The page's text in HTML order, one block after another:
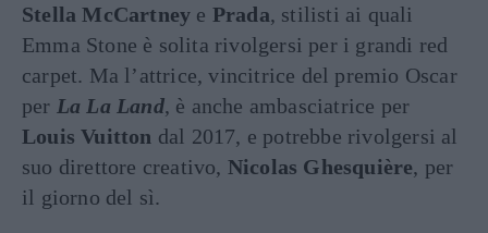
Stella McCartney e Prada, stilisti ai quali
Emma Stone è solita rivolgersi per i grandi red
carpet. Ma l’attrice, vincitrice del premio Oscar
per La La Land, è anche ambasciatrice per
Louis Vuitton dal 2017, e potrebbe rivolgersi al
suo direttore creativo, Nicolas Ghesquière, per
il giorno del sì.